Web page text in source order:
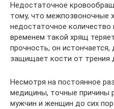
Недостаточное
тому, что межпозвоночные
недостаточное
временем такой хрящ
прочность, он
защищает кости от трения
Несмотря на постоянное
медицины, точные причины
мужчин и женщин до сих